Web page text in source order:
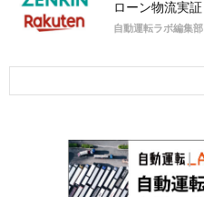
ローン物流実証
自動運転ラボ編集部